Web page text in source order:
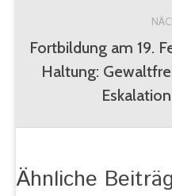
Fortbildung am 19.
Haltung:
Ähnliche